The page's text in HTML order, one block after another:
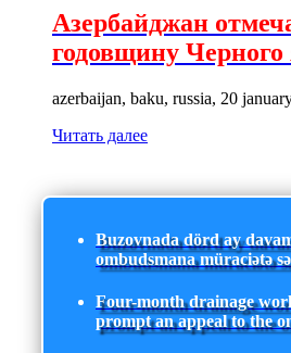
Азербайджан
годовщину Черного
azerbaijan, baku, russia, 20
Читать далее
Buzovnada dörd ay
ombudsmana müraciətə
Four-month drainage
prompt an appeal to the